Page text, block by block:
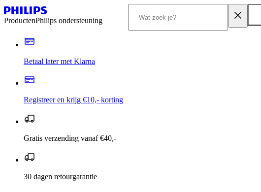
ProductenPhilips ondersteuning
Betaal later met Klarna
Registreer en krijg €10,- korting
Gratis verzending vanaf €40,-
30 dagen retourgarantie